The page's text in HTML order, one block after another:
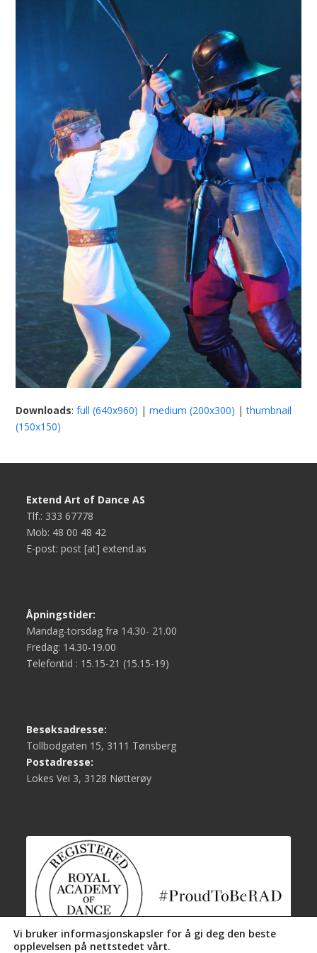
Downloads:full (640x960) |medium (200x300) |thumbnail
(150x150)
Extend Art of Dance AS
Tlf.: 333 67778
Mob: 48 00 48 42
E-post: post [at] extend.as
Åpningstider:
Mandag-torsdag fra 14.30- 21.00
Fredag: 14.30-19.00
Telefontid : 15.15-21 (15.15-19)
Besøksadresse:
Tollbodgaten 15, 3111 Tønsberg
Postadresse:
Lokes Vei 3, 3128 Nøtterøy
Vi bruker informasjonskapsler for å gi deg den beste
opplevelsen på nettstedet vårt.